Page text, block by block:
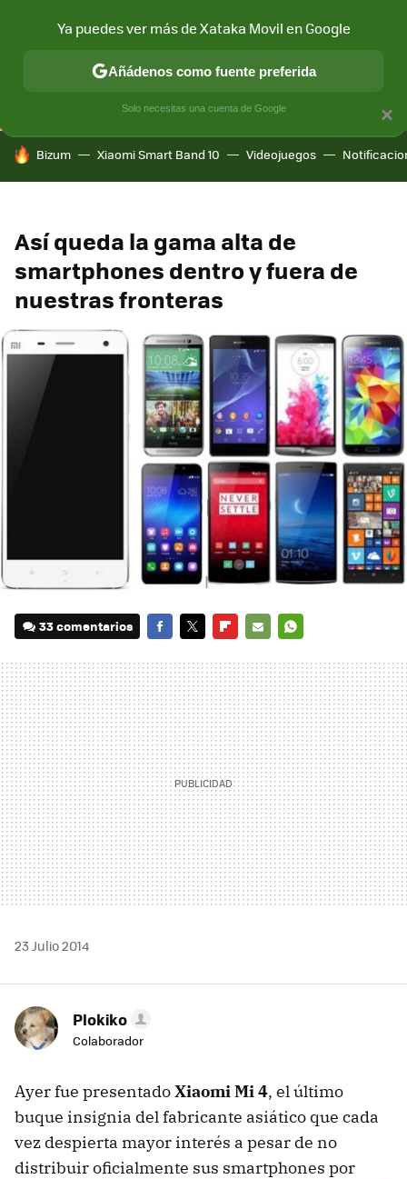
CONECTIVIDAD MÓVIL Y SOCIEDAD APLICACIONES
HOY SE HABLA DE
Bizum Xiaomi Smart Band 10 Videojuegos
Así queda la gama alta de
smartphones dentro y fuera de
nuestras fronteras
33 comentarios
MAIL
23 Julio 2014
Plokiko
Colaborador
Ayer fue presentadoXiaomi Mi 4, el último
buque insignia del fabricante asiático que cada
vez despierta mayor interés a pesar de no
distribuir oficialmente sus smartphones por
×
Ya puedes ver más de Xataka Movil en Google
Añádenos como fuente preferida
Solo necesitas una cuenta de Google